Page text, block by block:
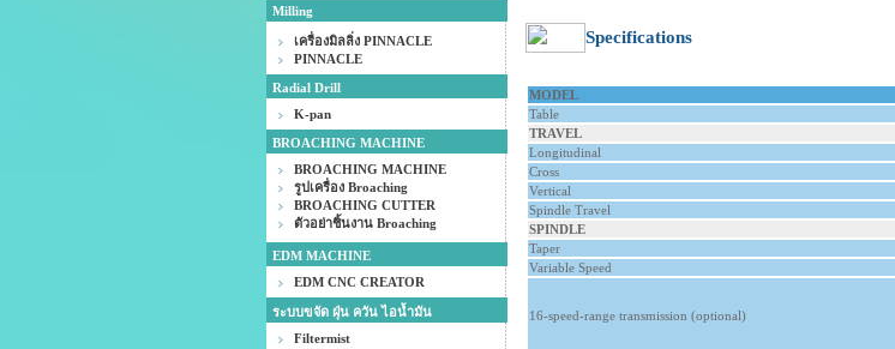
Milling
เครื่องมิลลิ่ง PINNACLE
PINNACLE
Radial Drill
K-pan
BROACHING MACHINE
BROACHING MACHINE
รูปเครื่อง Broaching
BROACHING CUTTER
ตัวอย่าชิ้นงาน Broaching
EDM MACHINE
EDM CNC CREATOR
ระบบขจัด ฝุ่น ควัน ไอน้ำมัน
Filtermist
Specifications
MODEL
Table
TRAVEL
Longitudinal
Cross
Vertical
Spindle Travel
SPINDLE
Taper
Variable Speed
16-speed-range transmission (optional)